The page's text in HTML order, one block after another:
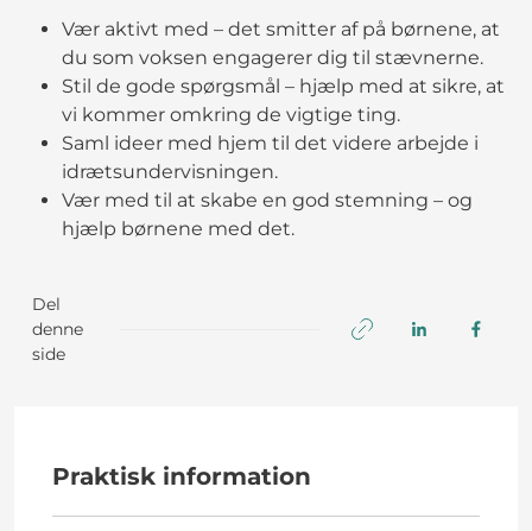
Vær aktivt med – det smitter af på børnene, at
du som voksen engagerer dig til stævnerne.
Stil de gode spørgsmål – hjælp med at sikre, at
vi kommer omkring de vigtige ting.
Saml ideer med hjem til det videre arbejde i
idrætsundervisningen.
Vær med til at skabe en god stemning – og
hjælp børnene med det.
Del
denne
side
Praktisk information